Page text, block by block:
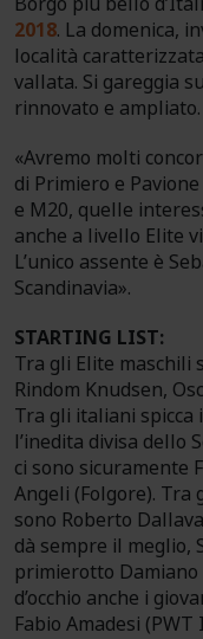
2018. La domenica,
località
vallata. Si gareggia
rinnovato e ampliato.
«Avremo molti
di Primiero e
e M20, quelle
anche a livello Elite
L’unico assente è
Scandinavia».
STARTING LIST:
Tra gli Elite maschili
Rindom Knudsen,
Tra gli italiani spicca
l’inedita divisa dello
ci sono sicuramente
Angeli (Folgore).
sono Roberto
dà sempre il meglio,
primierotto Damiano
d’occhio anche i
Fabio Amadesi (PWT